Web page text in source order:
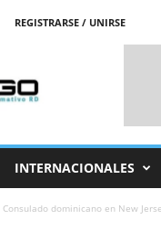
REGISTRARSE / UNIRSE
INTERNACIONALES
Consulado dominicano en New